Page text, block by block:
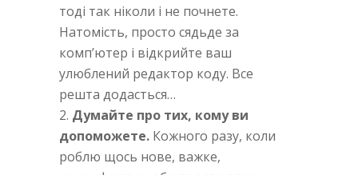
тоді так ніколи і не почнете.
Натомість, просто сядьде за
комп’ютер і відкрийте ваш
улюблений редактор коду. Все
решта додасться…
Думайте про тих, кому ви
допоможете. Кожного разу, коли
роблю щось нове, важке,